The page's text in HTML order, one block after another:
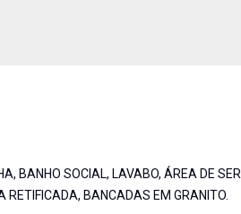
BANHO SOCIAL, LAVABO, ÁREA DE
RETIFICADA, BANCADAS EM GRANITO.